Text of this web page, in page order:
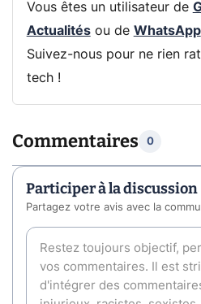
Vous êtes un utilisateur de
Actualitésou de WhatsApp
Suivez-nous pour ne rien
tech !
Commentaires 0
Participer à la discussion
Partagez votre avis avec la